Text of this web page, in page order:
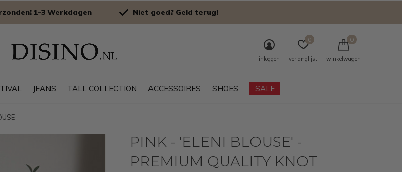
JEANS TALL COLLECTION ACCESSOIRES SHOES SALE
inloggen verlanglijst
0
winkelwagen
0
1-3 Werkdagen Niet goed? Geld terug!
PINK - 'ELENI BLOUSE' -
PREMIUM QUALITY KNOT